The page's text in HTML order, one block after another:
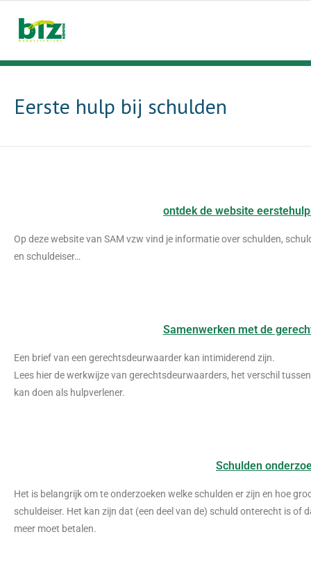
Eerste hulp bij schulden
ontdek de website
Op deze website van SAM vzw vind je informatie over schulden,
en schuldeiser…
Samenwerken met de
Een brief van een gerechtsdeurwaarder kan intimiderend zijn.
Lees hier de werkwijze van gerechtsdeurwaarders, het verschil
kan doen als hulpverlener.
Schulden
Het is belangrijk om te onderzoeken welke schulden er zijn en hoe
schuldeiser. Het kan zijn dat (een deel van de) schuld onterecht is of
meer moet betalen.